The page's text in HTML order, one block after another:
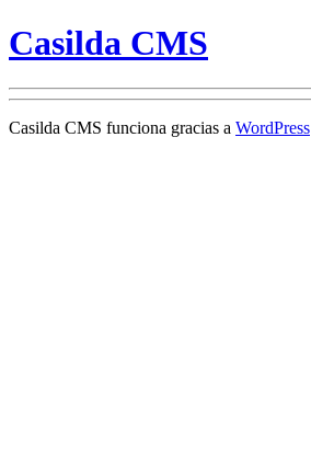
Casilda CMS
Casilda CMS funciona gracias a WordPress